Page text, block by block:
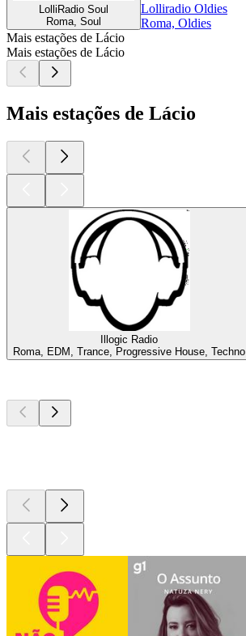
LolliRadio Soul
Roma, Soul
Lolliradio Oldies
Roma, Oldies
Mais estações de Lácio
Mais estações de Lácio
Mais estações de Lácio
Illogic Radio
Roma, EDM, Trance, Progressive House, Techno